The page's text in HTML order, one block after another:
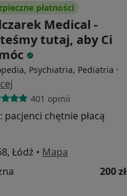
płatności
Medical -
tutaj, aby Ci
Psychiatria, Pediatria ·
401 opinii
chętnie płacą
Łódź • Mapa
200 zł